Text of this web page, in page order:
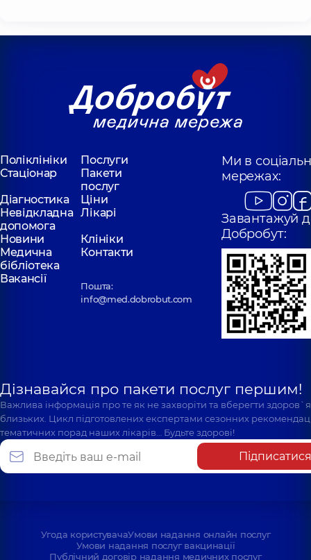
Поліклініки
Послуги
Стаціонар
Пакети
послуг
Діагностика
Ціни
Невідкладна
допомога
Лікарі
Новини
Клініки
Медична
бібліотека
Контакти
Вакансії
Пошта:
info@med.dobrobut.com
Ми в
мережах:
Завантажуй
Добробут:
Дізнавайся про пакети послуг першим!
Важлива інформація про те як не захворіти та вберегти
близьких. Цикл підготовлених експертами сезонних
тематичних порад наших лікарів… Будьте здорові!
Підписатися
Угода користувачаУмови надання онлайн послуг
Умови надання послуг вакцинації
Публічний договір надання медичних послуг